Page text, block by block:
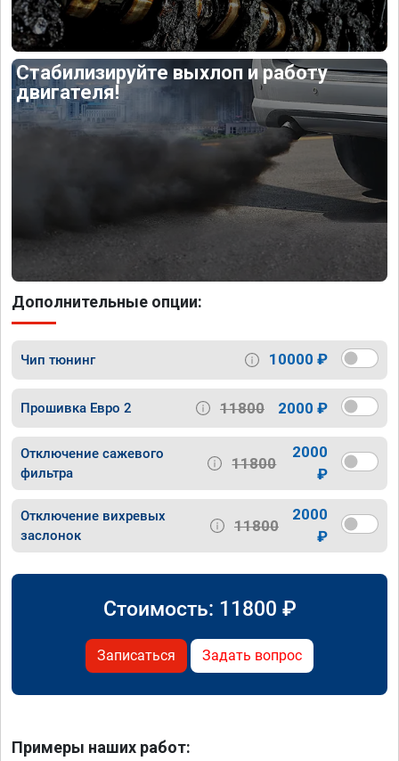
Стабилизируйте выхлоп и работу
двигателя!
Дополнительные опции:
Чип тюнинг 10000 ₽
Прошивка Евро 2 11800 2000 ₽
Отключение сажевого
фильтра
11800
2000
₽
Отключение вихревых
заслонок
11800
2000
₽
Стоимость: 11800 ₽
Записаться Задать вопрос
Примеры наших работ: